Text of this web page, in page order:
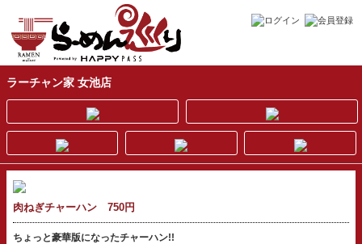
ラーチャン家 女池店
肉ねぎチャーハン 750円
ちょっと豪華版になったチャーハン!!